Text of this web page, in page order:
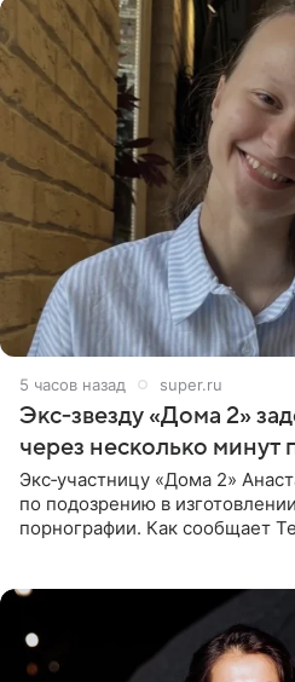
5 часов назад super.ru
Экс‑звезду «Дома 2»
через несколько
Экс‑участницу «Дома 2»
по подозрению в
порнографии. Как сообщает